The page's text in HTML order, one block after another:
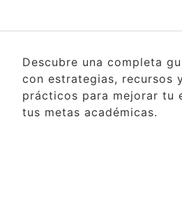
Descubre una completa
con estrategias, recursos
prácticos para mejorar tu
tus metas académicas.